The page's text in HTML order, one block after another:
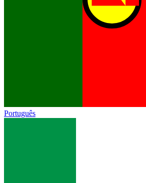
Português